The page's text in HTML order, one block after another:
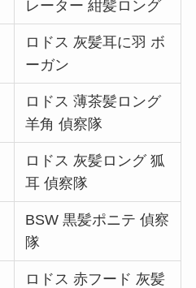
レーター 紺髪ロング
ロドス 灰髪耳に羽 ボ
ーガン
ロドス 薄茶髪ロング
羊角 偵察隊
ロドス 灰髪ロング 狐
耳 偵察隊
BSW 黒髪ポニテ 偵察
隊
ロドス 赤フード 灰髪